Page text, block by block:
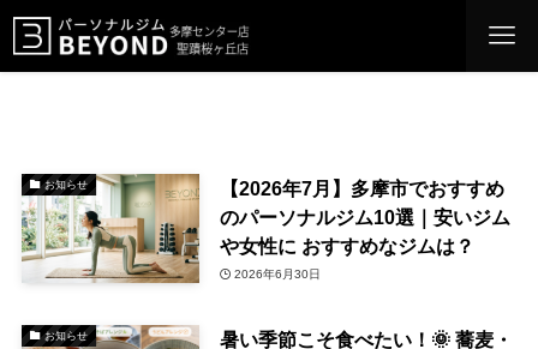
お知らせ
【2026年7月】多摩市でおすすめ
のパーソナルジム10選｜安いジム
や女性に おすすめなジムは？
2026年6月30日
お知らせ
暑い季節こそ食べたい！🌞 蕎麦・